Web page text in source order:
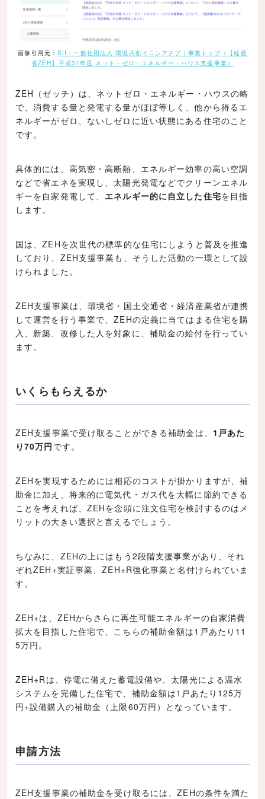
画像引用元： SII：一般社団法人 環境共創イニシアチブ｜事業トップ（【経産
省ZEH】平成31年度 ネット・ゼロ・エネルギー・ハウス支援事業）
ZEH（ゼッチ）は、ネットゼロ・エネルギー・ハウスの略
で、消費する量と発電する量がほぼ等しく、他から得るエ
ネルギーがゼロ、ないしゼロに近い状態にある住宅のこと
です。
具体的には、高気密・高断熱、エネルギー効率の高い空調
などで省エネを実現し、太陽光発電などでクリーンエネル
ギーを自家発電して、 エネルギー的に自立した住宅を目指
します。
国は、ZEHを次世代の標準的な住宅にしようと普及を推進
しており、ZEH支援事業も、そうした活動の一環として設
けられました。
ZEH支援事業は、環境省・国土交通省・経済産業省が連携
して運営を行う事業で、ZEHの定義に当てはまる住宅を購
入、新築、改修した人を対象に、補助金の給付を行ってい
ます。
いくらもらえるか
ZEH支援事業で受け取ることができる補助金は、 1戸あた
り70万円 です。
ZEHを実現するためには相応のコストが掛かりますが、補
助金に加え、将来的に電気代・ガス代を大幅に節約できる
ことを考えれば、ZEHを念頭に注文住宅を検討するのはメ
リットの大きい選択と言えるでしょう。
ちなみに、ZEHの上にはもう2段階支援事業があり、それ
ぞれZEH+実証事業、ZEH+R強化事業と名付けられていま
す。
ZEH+は、ZEHからさらに再生可能エネルギーの自家消費
拡大を目指した住宅で、こちらの補助金額は1戸あたり11
5万円。
ZEH+Rは、停電に備えた蓄電設備や、太陽光による温水
システムを完備した住宅で、補助金額は1戸あたり125万
円+設備購入の補助金（上限60万円）となっています。
申請方法
ZEH支援事業の補助金を受け取るには、ZEHの条件を満た